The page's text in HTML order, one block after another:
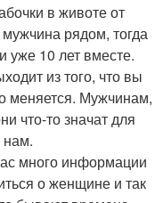
в животе от
мужчина рядом, тогда
уже 10 лет вместе.
из того, что вы
меняется. Мужчинам,
что-то значат для
много информации
о женщине и так